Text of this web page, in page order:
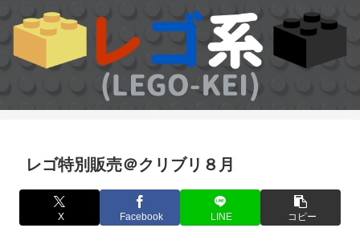
レゴ特別販売＠クリブリ８月
X Facebook LINE コピー